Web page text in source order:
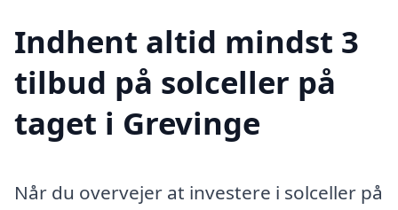
Indhent altid mindst 3
tilbud på solceller på
taget i Grevinge
Når du overvejer at investere i solceller på